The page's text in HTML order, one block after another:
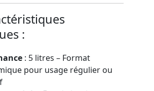
:
: 5 litres – Format
pour usage régulier ou